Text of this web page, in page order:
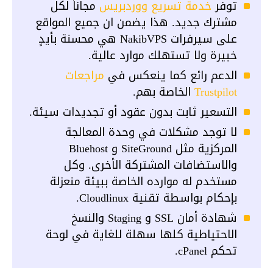
توفر خدمة تسريع ووردبريس مجاناً لكل
مشترك جديد. هذا يضمن ان جميع المواقع
على سيرفرات NakibVPS هي محسنة بأيدٍ
خبيرة ولا تستهلك موارد عالية.
الدعم رائع كما ينعكس في مراجعات
Trustpilot الخاصة بهم.
التسعير ثابت بدون عقود أو تجديدات سيئة.
لا توجد مشكلات في وحدة المعالجة
المركزية مثل SiteGround و Bluehost
والاستضافات المشتركة الأخرى. وكل
مستخدم له موارده الخاصة ببيئة منعزلة
بإحكام بواسطة تقنية Cloudlinux.
شهادة أمان SSL و Staging والنسخ
الاحتياطية كلها سهلة للغاية في لوحة
تحكم cPanel.